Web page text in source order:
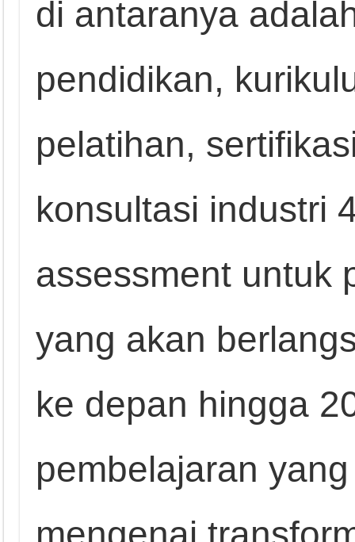
di antaranya
pendidikan,
pelatihan,
konsultasi industri
assessment untuk
yang akan
ke depan hingga
pembelajaran